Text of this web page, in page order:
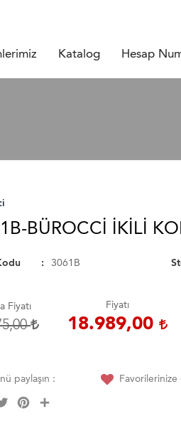
Katalog Hesap
BÜROCCI İKILI
3061B
Fiyatı Fiyatı
18.989,00
paylaşın :
TwitterPinterest
Favorilerinize